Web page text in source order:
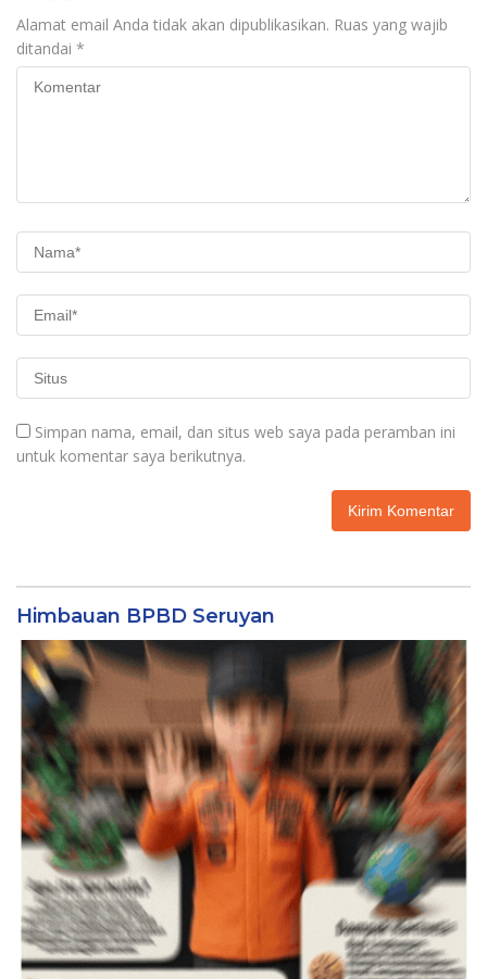
Alamat email Anda tidak akan dipublikasikan. Ruas yang wajib
ditandai *
Simpan nama, email, dan situs web saya pada peramban ini
untuk komentar saya berikutnya.
Himbauan BPBD Seruyan